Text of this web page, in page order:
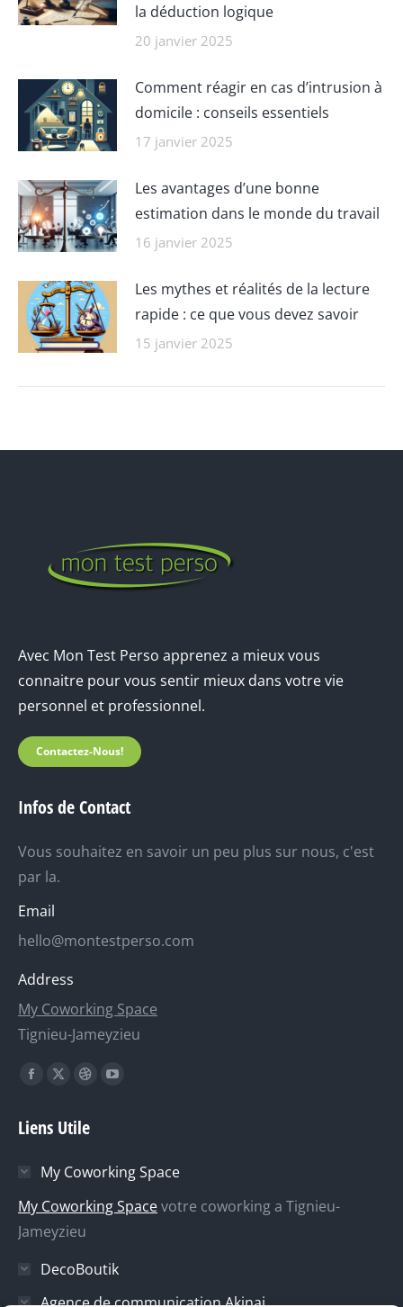
la déduction logique
20 janvier 2025
Comment réagir en cas d’intrusion à
domicile : conseils essentiels
17 janvier 2025
Les avantages d’une bonne
estimation dans le monde du travail
16 janvier 2025
Les mythes et réalités de la lecture
rapide : ce que vous devez savoir
15 janvier 2025
Avec Mon Test Perso apprenez a mieux vous
connaitre pour vous sentir mieux dans votre vie
personnel et professionnel.
Contactez-Nous!
Infos de Contact
Vous souhaitez en savoir un peu plus sur nous, c'est
par la.
Email
hello@montestperso.com
Address
My Coworking Space
Tignieu-Jameyzieu
Trouvez nous sur :
La
Facebook
dans
une
nouvelle
La
X
dans
une
nouvelle
La
Dribble
dans
une
nouvelle
La
dans
une
Liens Utile
My Coworking Space
My Coworking Spacevotre coworking a Tignieu-
Jameyzieu
DecoBoutik
Agence de communication Akinai